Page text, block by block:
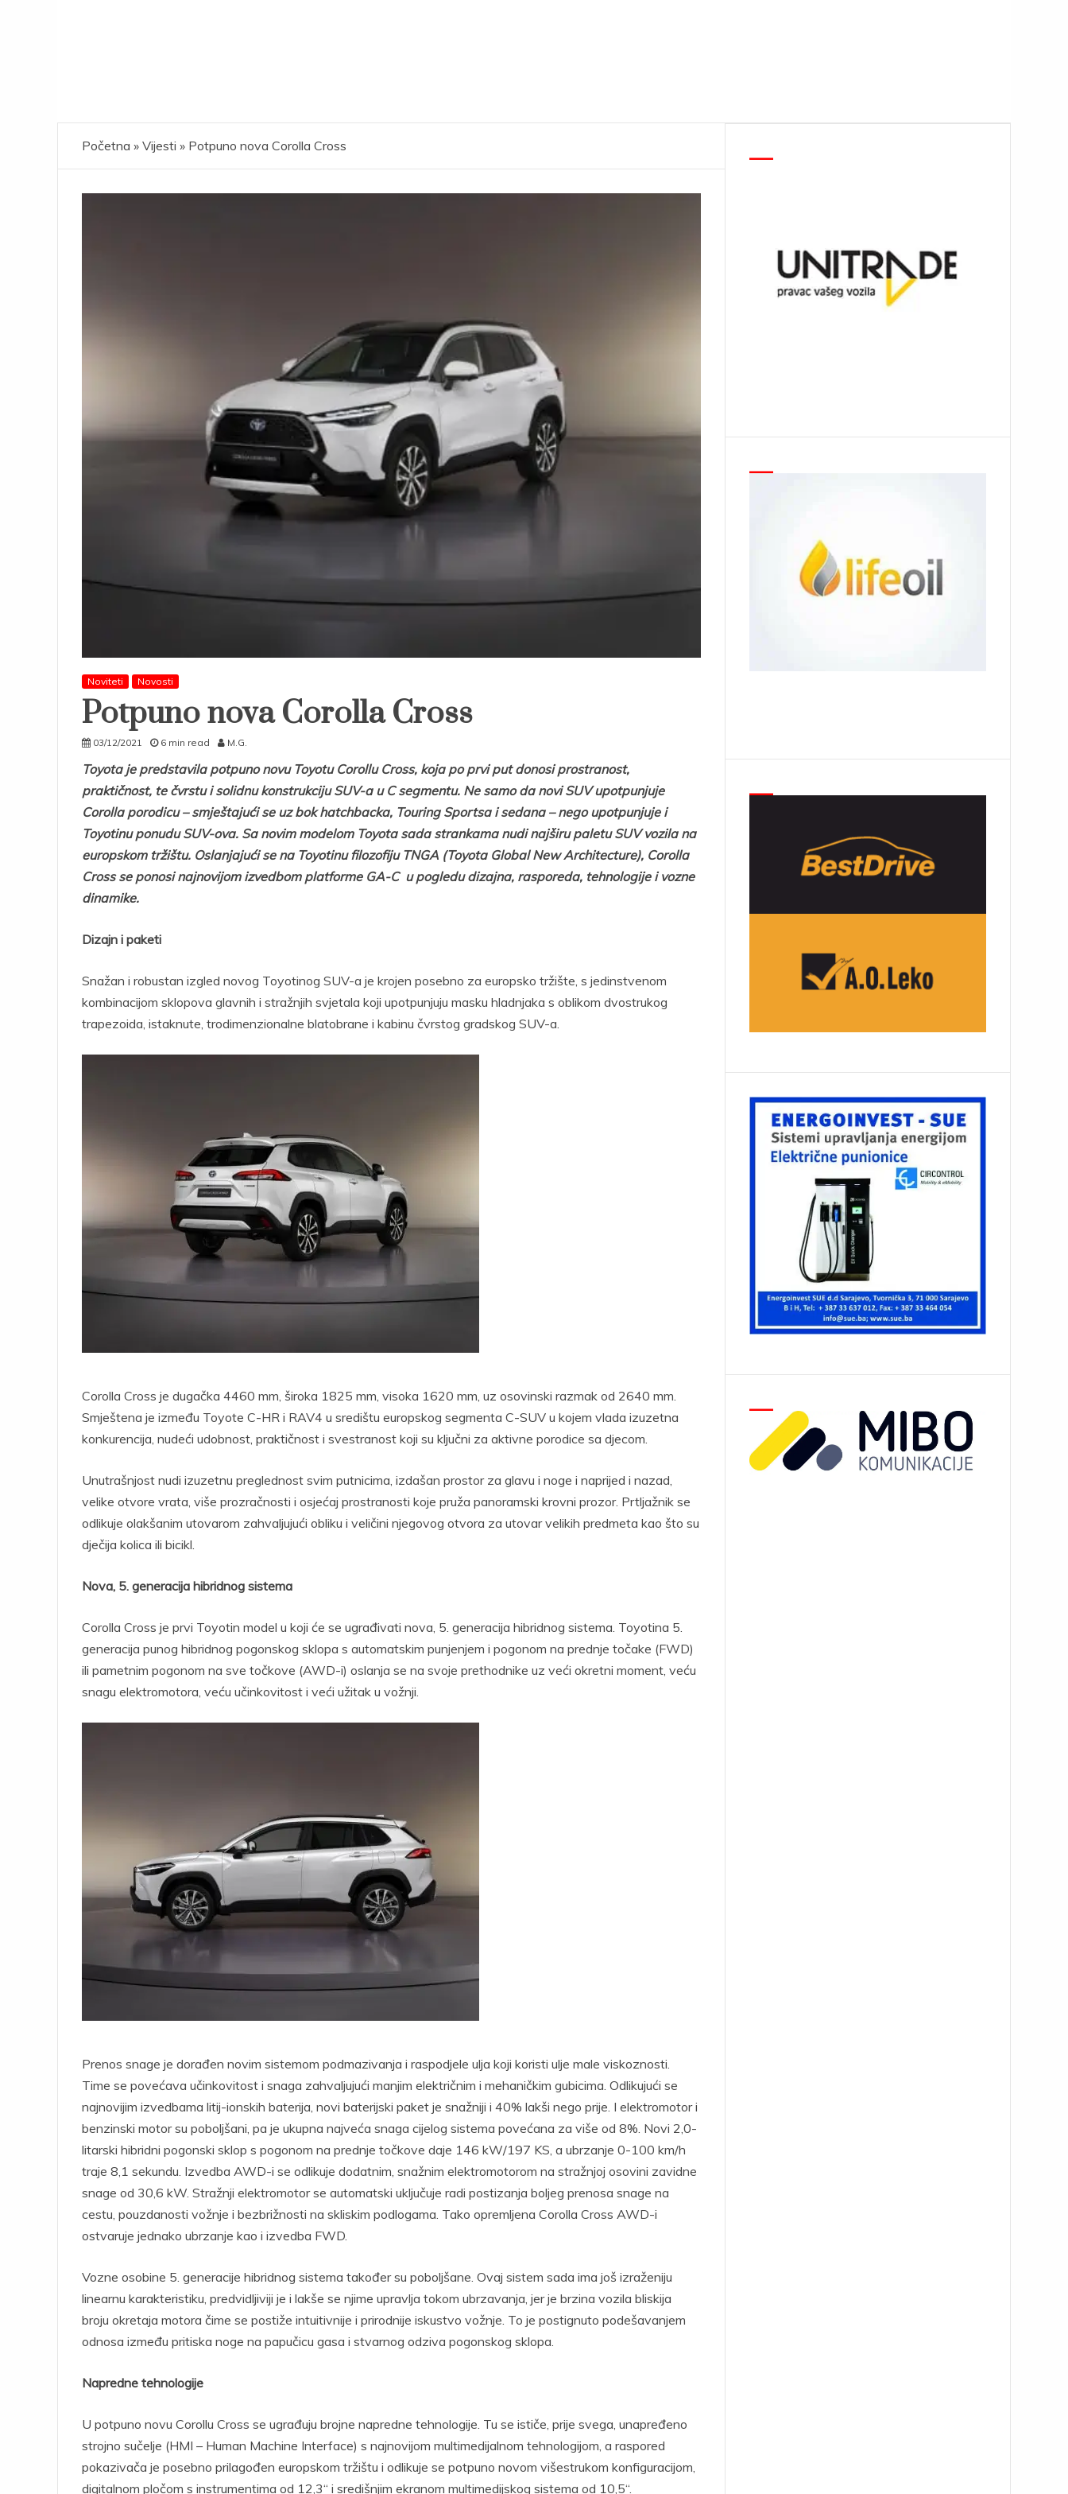
Početna » Vijesti » Potpuno nova Corolla Cross
Noviteti Novosti
Potpuno nova Corolla Cross
03/12/2021 6 min read M.G.
Toyota je predstavila potpuno novu Toyotu Corollu Cross, koja po prvi put donosi prostranost,
praktičnost, te čvrstu i solidnu konstrukciju SUV-a u C segmentu. Ne samo da novi SUV upotpunjuje
Corolla porodicu – smještajući se uz bok hatchbacka, Touring Sportsa i sedana – nego upotpunjuje i
Toyotinu ponudu SUV-ova. Sa novim modelom Toyota sada strankama nudi najširu paletu SUV vozila na
europskom tržištu. Oslanjajući se na Toyotinu filozofiju TNGA (Toyota Global New Architecture), Corolla
Cross se ponosi najnovijom izvedbom platforme GA-C u pogledu dizajna, rasporeda, tehnologije i vozne
dinamike.
Dizajn i paketi
Snažan i robustan izgled novog Toyotinog SUV-a je krojen posebno za europsko tržište, s jedinstvenom
kombinacijom sklopova glavnih i stražnjih svjetala koji upotpunjuju masku hladnjaka s oblikom dvostrukog
trapezoida, istaknute, trodimenzionalne blatobrane i kabinu čvrstog gradskog SUV-a.
Corolla Cross je dugačka 4460 mm, široka 1825 mm, visoka 1620 mm, uz osovinski razmak od 2640 mm.
Smještena je između Toyote C-HR i RAV4 u središtu europskog segmenta C-SUV u kojem vlada izuzetna
konkurencija, nudeći udobnost, praktičnost i svestranost koji su ključni za aktivne porodice sa djecom.
Unutrašnjost nudi izuzetnu preglednost svim putnicima, izdašan prostor za glavu i noge i naprijed i nazad,
velike otvore vrata, više prozračnosti i osjećaj prostranosti koje pruža panoramski krovni prozor. Prtljažnik se
odlikuje olakšanim utovarom zahvaljujući obliku i veličini njegovog otvora za utovar velikih predmeta kao što su
dječija kolica ili bicikl.
Nova, 5. generacija hibridnog sistema
Corolla Cross je prvi Toyotin model u koji će se ugrađivati nova, 5. generacija hibridnog sistema. Toyotina 5.
generacija punog hibridnog pogonskog sklopa s automatskim punjenjem i pogonom na prednje točake (FWD)
ili pametnim pogonom na sve točkove (AWD-i) oslanja se na svoje prethodnike uz veći okretni moment, veću
snagu elektromotora, veću učinkovitost i veći užitak u vožnji.
Prenos snage je dorađen novim sistemom podmazivanja i raspodjele ulja koji koristi ulje male viskoznosti.
Time se povećava učinkovitost i snaga zahvaljujući manjim električnim i mehaničkim gubicima. Odlikujući se
najnovijim izvedbama litij-ionskih baterija, novi baterijski paket je snažniji i 40% lakši nego prije. I elektromotor i
benzinski motor su poboljšani, pa je ukupna najveća snaga cijelog sistema povećana za više od 8%. Novi 2,0-
litarski hibridni pogonski sklop s pogonom na prednje točkove daje 146 kW/197 KS, a ubrzanje 0-100 km/h
traje 8,1 sekundu. Izvedba AWD-i se odlikuje dodatnim, snažnim elektromotorom na stražnjoj osovini zavidne
snage od 30,6 kW. Stražnji elektromotor se automatski uključuje radi postizanja boljeg prenosa snage na
cestu, pouzdanosti vožnje i bezbrižnosti na skliskim podlogama. Tako opremljena Corolla Cross AWD-i
ostvaruje jednako ubrzanje kao i izvedba FWD.
Vozne osobine 5. generacije hibridnog sistema također su poboljšane. Ovaj sistem sada ima još izraženiju
linearnu karakteristiku, predvidljiviji je i lakše se njime upravlja tokom ubrzavanja, jer je brzina vozila bliskija
broju okretaja motora čime se postiže intuitivnije i prirodnije iskustvo vožnje. To je postignuto podešavanjem
odnosa između pritiska noge na papučicu gasa i stvarnog odziva pogonskog sklopa.
Napredne tehnologije
U potpuno novu Corollu Cross se ugrađuju brojne napredne tehnologije. Tu se ističe, prije svega, unapređeno
strojno sučelje (HMI – Human Machine Interface) s najnovijom multimedijalnom tehnologijom, a raspored
pokazivača je posebno prilagođen europskom tržištu i odlikuje se potpuno novom višestrukom konfiguracijom,
digitalnom pločom s instrumentima od 12,3“ i središnjim ekranom multimedijskog sistema od 10,5“.